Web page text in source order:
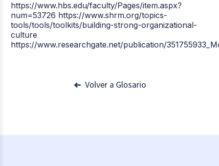
https://www.hbs.edu/faculty/Pages/item.aspx?
num=53726 https://www.shrm.org/topics-
tools/tools/toolkits/building-strong-organizational-
culture
https://www.researchgate.net/publication/
Volver a Glosario